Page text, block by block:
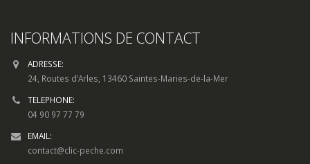
INFORMATIONS DE CONTACT
ADRESSE:
24, Routes d’Arles, 13460 Saintes-Maries-de-la-Mer
TELEPHONE:
04 90 97 77 79
EMAIL:
contact@clic-peche.com